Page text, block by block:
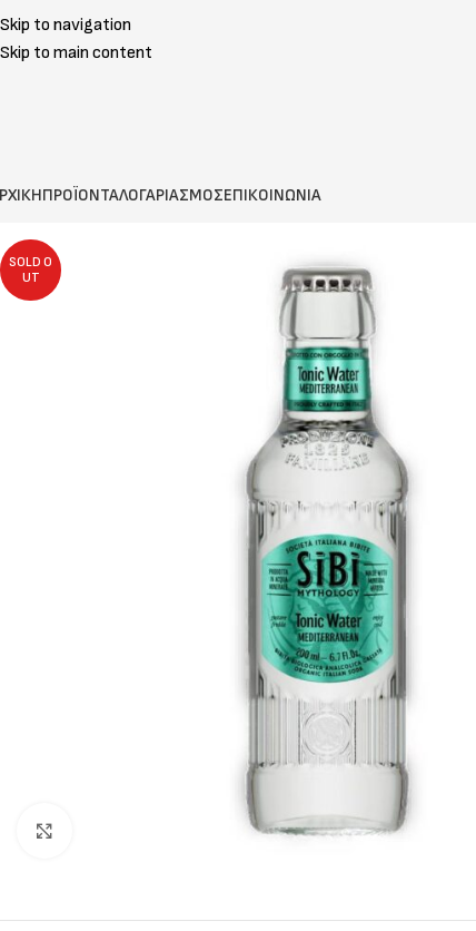
Skip to navigation
Skip to main content
ΠΡΟΪΟΝΤΑΛΟΓΑΡΙΑΣΜΟΣΕΠΙΚΟΙΝΩΝΙΑ
SOLD O
UT